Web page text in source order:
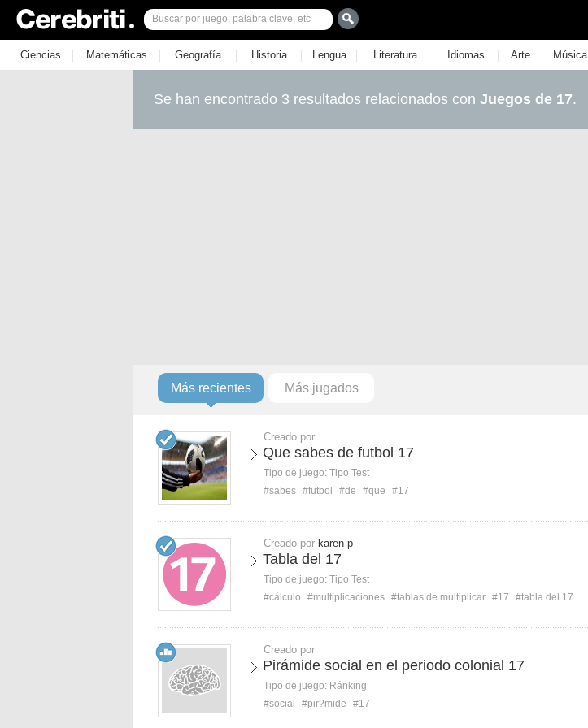
Ciencias | Matemáticas | Geografía | Historia | Lengua | Literatura | Idiomas | Arte | Música
Se han encontrado 3 resultados relacionados con Juegos de 17.
Más recientes Más jugados
Creado por
Que sabes de futbol 17
Tipo de juego: Tipo Test
#sabes #futbol #de #que #17
Creado por karen p
Tabla del 17
Tipo de juego: Tipo Test
#cálculo
#multiplicaciones #tablas de multiplicar #17 #tabla del 17
Creado por
Pirámide social en el periodo colonial 17
Tipo de juego: Ránking
#social
#pir?mide #17